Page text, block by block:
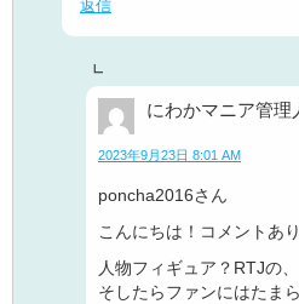
返信
にわかマニア管理
2023年9月23日 8:01 AM
poncha2016さん
こんにちは！コメントあ
人物フィギュア？RTJの
そしたらファンにはたま